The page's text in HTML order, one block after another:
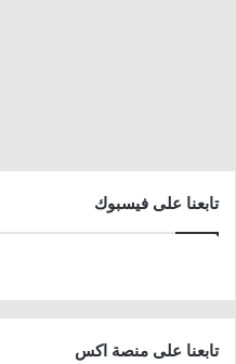
تابعنا على فيسبوك
تابعنا على منصة اكس